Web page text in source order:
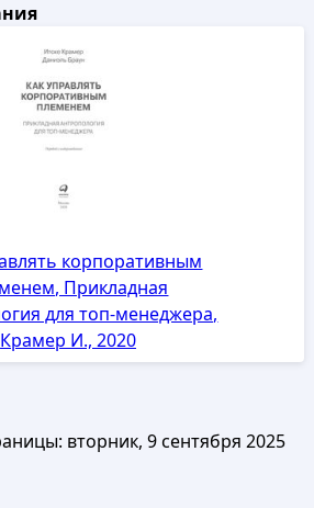
корпоративным
Прикладная
для топ-менеджера,
Крамер И., 2020
вторник, 9 сентября 2025